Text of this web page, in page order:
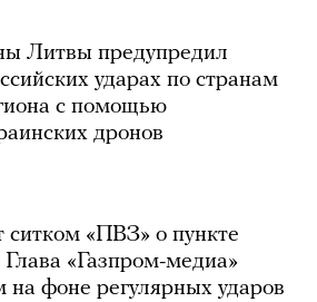
Литвы предупредил
ударах по странам
с помощью
дронов
ситком «ПВЗ» о пункте
«Газпром-медиа»
на фоне регулярных ударов